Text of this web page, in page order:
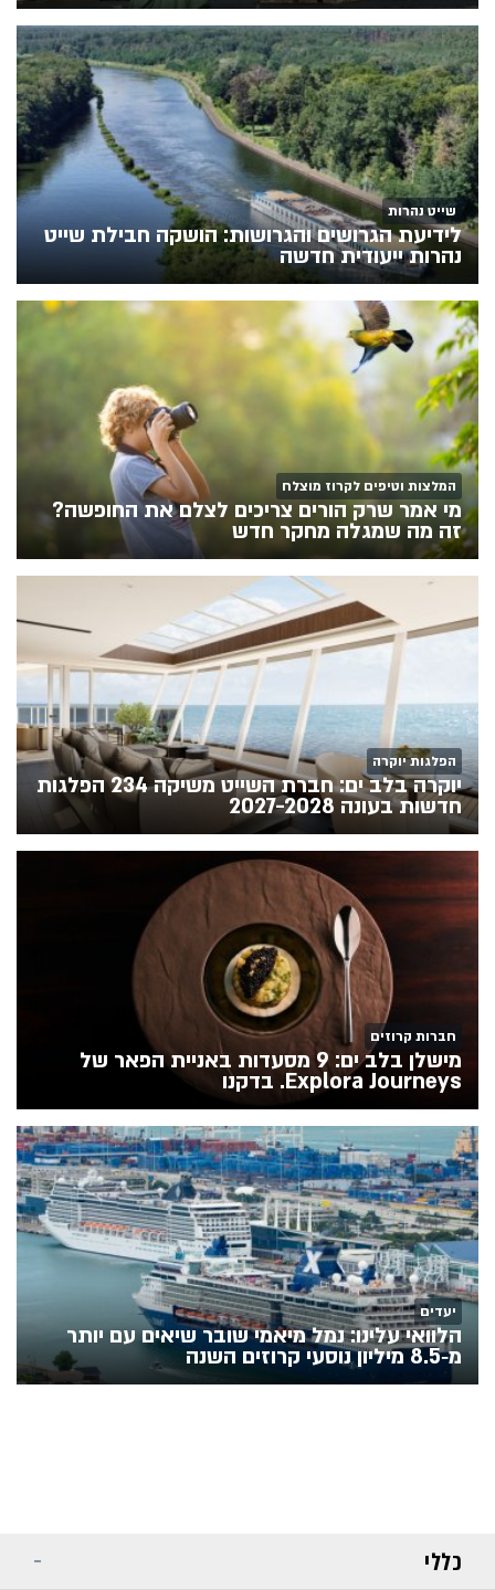
שייט נהרות
לידיעת הגרושים והגרושות: הושקה חבילת שייט
נהרות ייעודית חדשה
המלצות וטיפים לקרוז מוצלח
מי אמר שרק הורים צריכים לצלם את החופשה?
זה מה שמגלה מחקר חדש
הפלגות יוקרה
יוקרה בלב ים: חברת השייט משיקה 234 הפלגות
חדשות בעונה 2027-2028
חברות קרוזים
מישלן בלב ים: 9 מסעדות באניית הפאר של
Explora Journeys. בדקנו
יעדים
הלוואי עלינו: נמל מיאמי שובר שיאים עם יותר
מ‑8.5 מיליון נוסעי קרוזים השנה
כללי